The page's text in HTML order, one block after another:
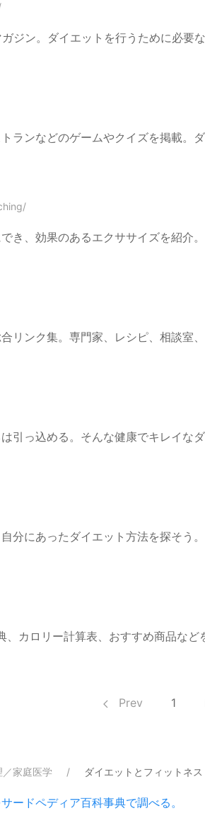
ジン。ダイエットを行うために必要
ランなどのゲームやクイズを掲載。
き、効果のあるエクササイズを紹介
リンク集。専門家、レシピ、相談室
引っ込める。そんな健康でキレイな
分にあったダイエット方法を探そ
、カロリー計算表、おすすめ商品など
Prev 1
家庭医学 ダイエットとフィットネス
ードペディア百科事典で調べる。